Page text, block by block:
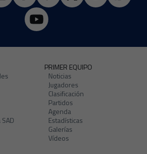
PRIMER EQUIPO
Noticias
Jugadores
Clasificación
Partidos
Agenda
Estadísticas
Galerías
Vídeos